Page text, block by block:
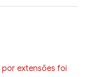
extensões foi